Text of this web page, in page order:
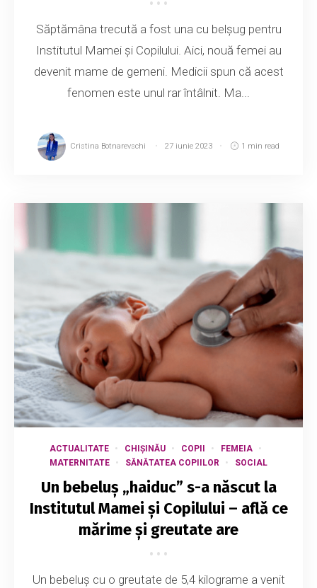
Săptămâna trecută a fost una cu belșug pentru
Institutul Mamei și Copilului. Aici, nouă femei au
devenit mame de gemeni. Medicii spun că acest
fenomen este unul rar întâlnit. Ma...
Cristina Botnarevschi 27 iunie 2023 1 min read
ACTUALITATE CHIȘINĂU COPII
FEMEIA
MATERNITATE
SĂNĂTATEA COPIILOR SOCIAL
Un bebeluș „haiduc” s-a născut la
Institutul Mamei și Copilului – află ce
mărime și greutate are
Un bebeluș cu o greutate de 5,4 kilograme a venit